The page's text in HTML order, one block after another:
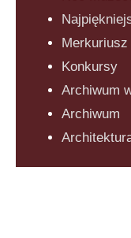
Merkuriusz
Konkursy
Archiwum
Archiwum